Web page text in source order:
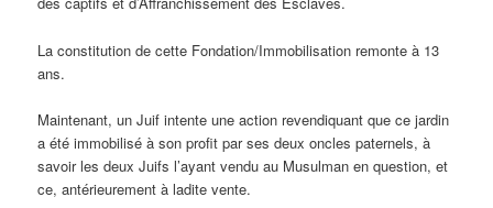
La constitution de cette Fondation/Immobilisation remonte à 13
ans.
Maintenant, un Juif intente une action revendiquant que ce jardin
a été immobilisé à son profit par ses deux oncles paternels, à
savoir les deux Juifs l’ayant vendu au Musulman en question, et
ce, antérieurement à ladite vente.